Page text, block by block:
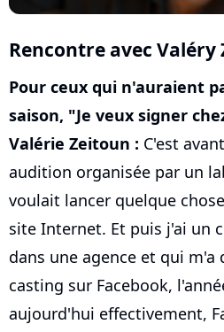
Rencontre avec Valéry
Pour ceux qui n'auraient
saison, "Je veux signer
Valérie Zeitoun : C'est
audition organisée par un
voulait lancer quelque
site Internet. Et puis j'ai un
dans une agence et qui m'a
casting sur Facebook,
aujourd'hui effectivement,